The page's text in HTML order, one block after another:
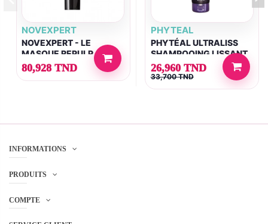
NOVEXPERT
NOVEXPERT - LE
MASQUE REPULP
80,928 TND
PHYTEAL
PHYTÉAL ULTRALISS
SHAMPOOING LISSANT
À LA KÉRATINE 250ML
26,960 TND
33,700 TND
INFORMATIONS
PRODUITS
COMPTE